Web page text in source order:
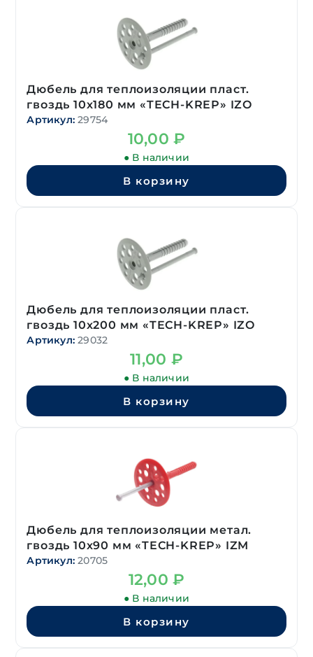
Дюбель для теплоизоляции пласт.
гвоздь 10х180 мм «TECH-KREP» IZO
Артикул: 29754
10,00 ₽
● В наличии
В корзину
Дюбель для теплоизоляции пласт.
гвоздь 10х200 мм «TECH-KREP» IZO
Артикул: 29032
11,00 ₽
● В наличии
В корзину
Дюбель для теплоизоляции метал.
гвоздь 10х90 мм «TECH-KREP» IZM
Артикул: 20705
12,00 ₽
● В наличии
В корзину